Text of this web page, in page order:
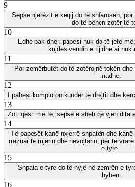
9
Sepse njerëzit e këqij do të shfarosen,
do të bëhen zotër të
10
Edhe pak dhe i pabesi nuk do të jetë
kujdes vendin e tij dhe ai nuk
11
Por zemërbutët do të zotërojnë tokën
madhe.
12
I pabesi komploton kundër të drejtit dhe
13
Zoti qesh me të, sepse e sheh që vjen dita e
14
Të pabesët kanë nxjerrë shpatën dhe
rrëzuar të mjerin dhe nevojtarin, për të
e tyre.
15
Shpata e tyre do të hyjë në zemrën e
thyhen.
16